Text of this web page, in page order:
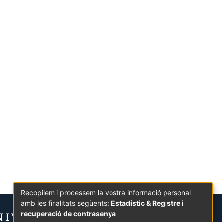
Recopilem i processem la vostra informació personal
amb les finalitats següents: Estadístic & Registre i
recuperació de contrasenya